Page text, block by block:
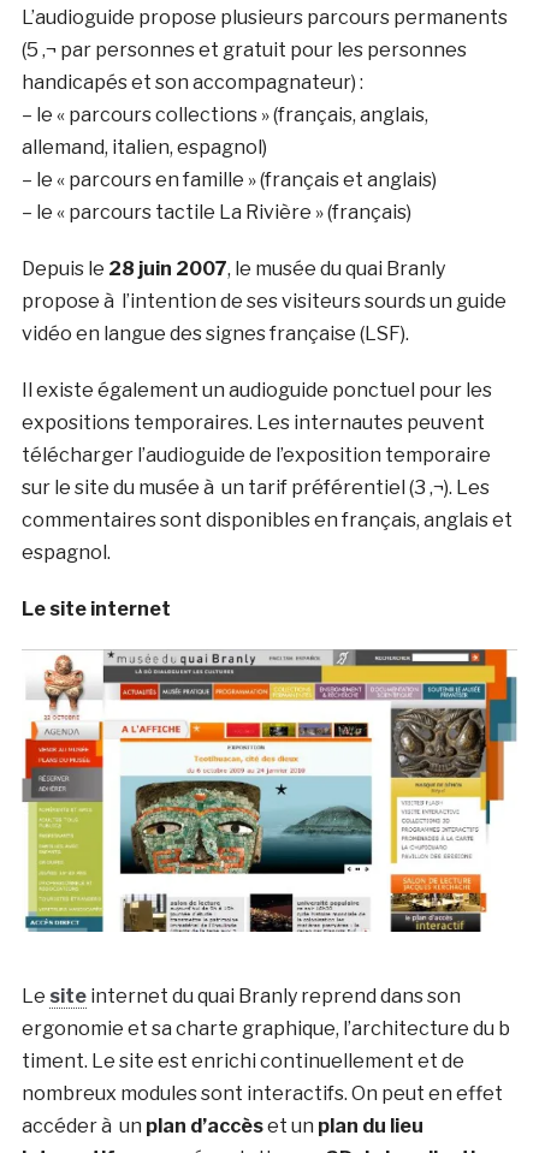
L’audioguide propose plusieurs parcours permanents
(5 ‚¬ par personnes et gratuit pour les personnes
handicapés et son accompagnateur) :
– le « parcours collections » (français, anglais,
allemand, italien, espagnol)
– le « parcours en famille » (français et anglais)
– le « parcours tactile La Rivière » (français)
Depuis le 28 juin 2007, le musée du quai Branly
propose à l’intention de ses visiteurs sourds un guide
vidéo en langue des signes française (LSF).
Il existe également un audioguide ponctuel pour les
expositions temporaires. Les internautes peuvent
télécharger l’audioguide de l’exposition temporaire
sur le site du musée à un tarif préférentiel (3 ‚¬). Les
commentaires sont disponibles en français, anglais et
espagnol.
Le site internet
Le siteinternet du quai Branly reprend dans son
ergonomie et sa charte graphique, l’architecture du b
timent. Le site est enrichi continuellement et de
nombreux modules sont interactifs. On peut en effet
accéder à un plan d’accèset un plan du lieu